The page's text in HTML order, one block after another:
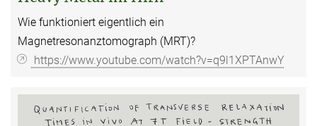
Wie funktioniert eigentlich ein
Magnetresonanztomograph (MRT)?
https://www.youtube.com/watch?v=q9l1XPTAnwY